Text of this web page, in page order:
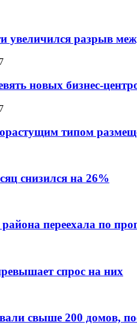
увеличился разрыв
новых бизнес-
типом
снизился на 26%
переехала по
спрос на них
свыше 200 домов,